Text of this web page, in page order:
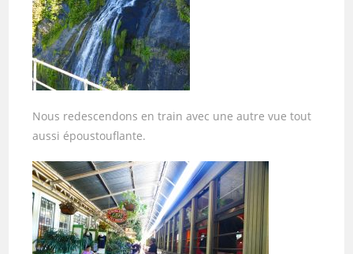
Nous redescendons en train avec une autre vue tout
aussi époustouflante.